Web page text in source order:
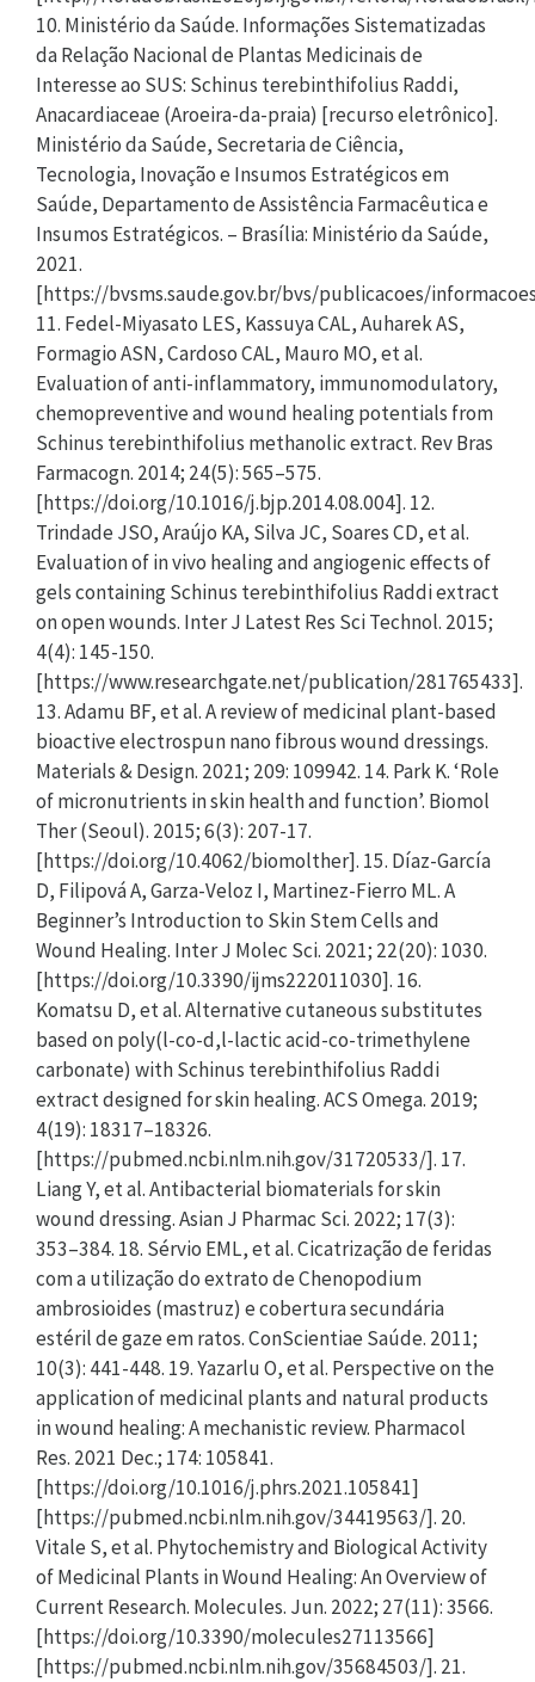
10. Ministério da Saúde. Informações Sistematizadas
da Relação Nacional de Plantas Medicinais de
Interesse ao SUS: Schinus terebinthifolius Raddi,
Anacardiaceae (Aroeira-da-praia) [recurso eletrônico].
Ministério da Saúde, Secretaria de Ciência,
Tecnologia, Inovação e Insumos Estratégicos em
Saúde, Departamento de Assistência Farmacêutica e
Insumos Estratégicos. – Brasília: Ministério da Saúde,
2021.
[https://bvsms.saude.gov.br/bvs/publicacoes/
11. Fedel-Miyasato LES, Kassuya CAL, Auharek AS,
Formagio ASN, Cardoso CAL, Mauro MO, et al.
Evaluation of anti-inflammatory, immunomodulatory,
chemopreventive and wound healing potentials from
Schinus terebinthifolius methanolic extract. Rev Bras
Farmacogn. 2014; 24(5): 565–575.
[https://doi.org/10.1016/j.bjp.2014.08.004]. 12.
Trindade JSO, Araújo KA, Silva JC, Soares CD, et al.
Evaluation of in vivo healing and angiogenic effects of
gels containing Schinus terebinthifolius Raddi extract
on open wounds. Inter J Latest Res Sci Technol. 2015;
4(4): 145-150.
[https://www.researchgate.net/publication/281765433].
13. Adamu BF, et al. A review of medicinal plant-based
bioactive electrospun nano fibrous wound dressings.
Materials & Design. 2021; 209: 109942. 14. Park K. ‘Role
of micronutrients in skin health and function’. Biomol
Ther (Seoul). 2015; 6(3): 207-17.
[https://doi.org/10.4062/biomolther]. 15. Díaz-García
D, Filipová A, Garza-Veloz I, Martinez-Fierro ML. A
Beginner’s Introduction to Skin Stem Cells and
Wound Healing. Inter J Molec Sci. 2021; 22(20): 1030.
[https://doi.org/10.3390/ijms222011030]. 16.
Komatsu D, et al. Alternative cutaneous substitutes
based on poly(l-co-d,l-lactic acid-co-trimethylene
carbonate) with Schinus terebinthifolius Raddi
extract designed for skin healing. ACS Omega. 2019;
4(19): 18317–18326.
[https://pubmed.ncbi.nlm.nih.gov/31720533/]. 17.
Liang Y, et al. Antibacterial biomaterials for skin
wound dressing. Asian J Pharmac Sci. 2022; 17(3):
353–384. 18. Sérvio EML, et al. Cicatrização de feridas
com a utilização do extrato de Chenopodium
ambrosioides (mastruz) e cobertura secundária
estéril de gaze em ratos. ConScientiae Saúde. 2011;
10(3): 441-448. 19. Yazarlu O, et al. Perspective on the
application of medicinal plants and natural products
in wound healing: A mechanistic review. Pharmacol
Res. 2021 Dec.; 174: 105841.
[https://doi.org/10.1016/j.phrs.2021.105841]
[https://pubmed.ncbi.nlm.nih.gov/34419563/]. 20.
Vitale S, et al. Phytochemistry and Biological Activity
of Medicinal Plants in Wound Healing: An Overview of
Current Research. Molecules. Jun. 2022; 27(11): 3566.
[https://doi.org/10.3390/molecules27113566]
[https://pubmed.ncbi.nlm.nih.gov/35684503/]. 21.